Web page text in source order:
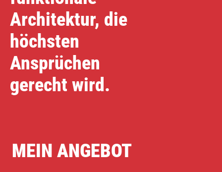
Architektur, die
höchsten
Ansprüchen
gerecht wird.
MEIN ANGEBOT